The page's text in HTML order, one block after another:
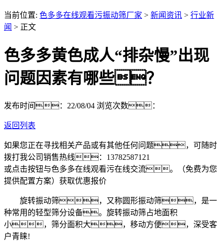
当前位置: 色多多在线观看污振动筛厂家 > 新闻资讯 > 行业新
闻 > 正文
色多多黄色成人“排杂慢”出现
问题因素有哪些？
发布时间：22/08/04 浏览次数：
返回列表
如果您正在寻找相关产品或有其他任何问题，可随时
拨打我公司销售热线： 13782587121
或点击按钮与色多多在线观看污在线交流。（免费为您
提供配置方案） 获取优惠报价
旋转振动筛，又称圆形振动筛，是一
种常用的轻型筛分设备。旋转振动筛占地面积
小，筛分面积大，移动方便，深受客
户青睐!